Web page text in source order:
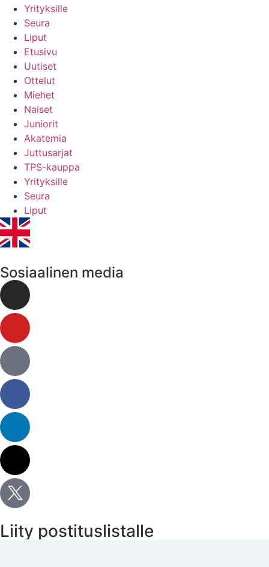
Yrityksille
Seura
Liput
Etusivu
Uutiset
Ottelut
Miehet
Naiset
Juniorit
Akatemia
Juttusarjat
TPS-kauppa
Yrityksille
Seura
Liput
Sosiaalinen media
Liity postituslistalle